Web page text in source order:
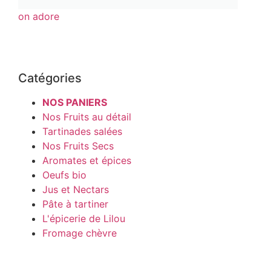
on adore
Catégories
NOS PANIERS
Nos Fruits au détail
Tartinades salées
Nos Fruits Secs
Aromates et épices
Oeufs bio
Jus et Nectars
Pâte à tartiner
L'épicerie de Lilou
Fromage chèvre